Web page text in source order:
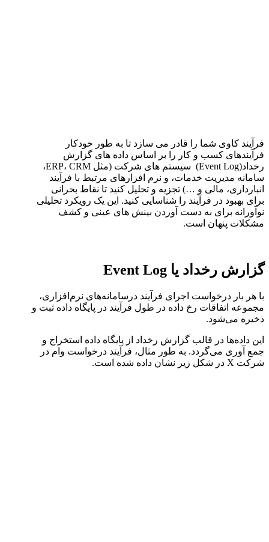
فرآیند کاوی شما را قادر می سازد تا به طور خودکار
فرآیندهای کسب و کار را بر اساس داده های گزارش
رخداد(Event Log) سیستم های شرکت (مثل ERP، CRM،
سامانه مدیریت خدمات، و نرم افزارهای مرتبط با فرآیند
انبارداری، مالی و …) تجزیه و تحلیل کنید تا نقاط بحرانی
برای بهبود در فرآیند را شناسایی کنید. این یک رویکرد تحلیلی
نوآورانه برای به دست آوردن بینش های عینی و کشف
مشکلات پنهان است.
گزارش رخداد یا Event Log
با هر بار درخواست اجرای فرآیند درسامانه‌های نرم‌افزاری،
مجموعه اتفاقات رخ داده در طول فرآیند در پایگاه داده ثبت و
ذخیره می‌شود.
این داده‌ها در قالب گزارش رخداد از پایگاه داده استخراج و
جمع آوری می‌گردد. به طور مثال، فرآیند درخواست وام در
شرکت X در شکل زیر نشان داده شده است.